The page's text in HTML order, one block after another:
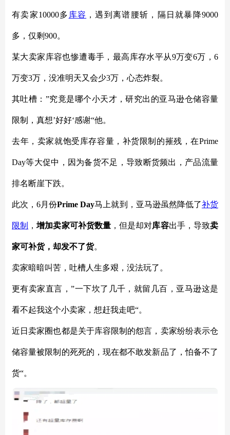
有卖家10000多 库容 ，遇到离谱腰斩，隔日就暴降9000
多，仅剩900。
某大卖家库容也惨遭毒手，最高库存水平从9万变6万，6
万变3万，没准明天又会少3万，心态炸裂。
其吐槽： ”究竟是哪个小天才，研究出的亚马逊仓储容量
限制，真想’好好‘感谢“他。
去年，卖家就饱受库存容量，补货限制的摧残，在Prime
Day等大促中，因为备货不足，导致断货频出，产品流量
排名断崖下跌。
此次，6月份Prime Day马上就到，亚马逊虽然降低了补货
限制 ，增加卖家可补货数量 ，但是却对库容出手，导致卖
家可补货，却发不了货。
卖家暗暗叫苦，吐槽人生多艰，没法玩了。
更有卖家直言，”一下坎了几千，就留几百，亚马逊这是
看不起我这个小卖家，想赶我走吧“。
近日卖家圈也都是关于库容限制的怨言，卖家纷纷表示仓
储容量被限制的死死的，现在都不敢发新品了，怕备不了
货“。